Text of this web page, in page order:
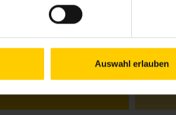
Auswahl erlauben